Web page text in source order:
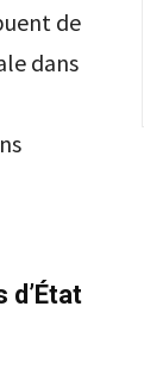
de
dans